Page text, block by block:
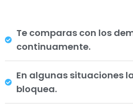
Te comparas con los
continuamente.
En algunas situaciones
bloquea.